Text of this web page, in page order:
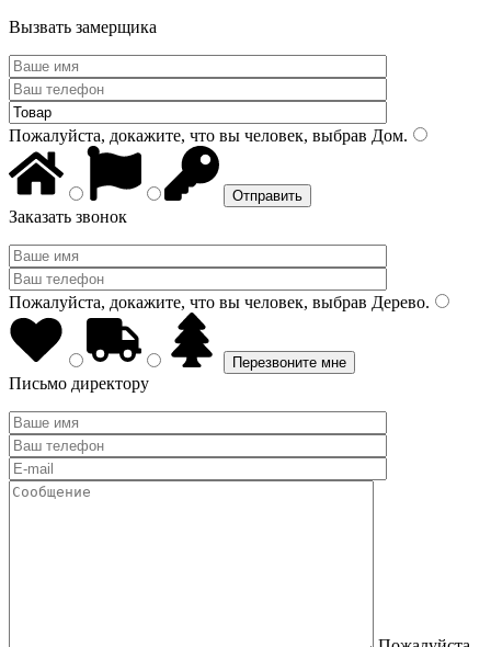
Вызвать замерщика
Пожалуйста, докажите, что вы человек, выбрав Дом.
Заказать звонок
Пожалуйста, докажите, что вы человек, выбрав Дерево.
Письмо директору